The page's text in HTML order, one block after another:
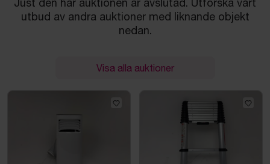
Just den här auktionen är avslutad. Utforska vårt
utbud av andra auktioner med liknande objekt
nedan.
Visa alla auktioner